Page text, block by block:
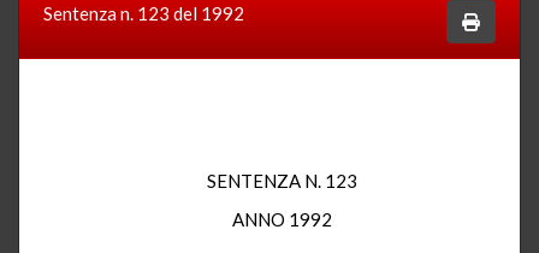
Sentenza n. 123 del 1992
SENTENZA N. 123
ANNO 1992